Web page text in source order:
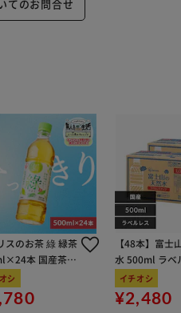
てのお問合せ
スのお茶 綠 緑茶
本 国産茶葉
用
シ
【48本】富士
水 500ml ラベ
イチオシ
¥2,480